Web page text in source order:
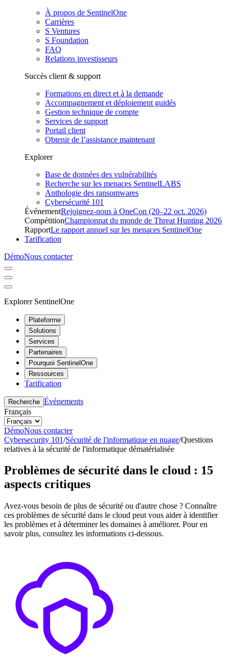
À propos de SentinelOne
Carrières
S Ventures
S Foundation
FAQ
Relations investisseurs
Succès client & support
Formations en direct et à la demande
Accompagnement et déploiement guidés
Gestion technique de compte
Services de support
Portail client
Obtenir de l’assistance maintenant
Explorer
Base de données des vulnérabilités
Recherche sur les menaces SentinelLABS
Anthologie des ransomwares
Cybersécurité 101
ÉvénementRejoignez-nous à OneCon (20–22 oct. 2026)
CompétitionChampionnat du monde de Threat Hunting 2026
RapportLe rapport annuel sur les menaces SentinelOne
Tarification
DémoNous contacter
Explorer SentinelOne
Plateforme
Solutions
Services
Partenaires
Pourquoi SentinelOne
Ressources
Tarification
Recherche Événements
Français
DémoNous contacter
Cybersecurity 101/Sécurité de l'informatique en nuage/Questions
relatives à la sécurité de l'informatique dématérialisée
Problèmes de sécurité dans le cloud : 15
aspects critiques
Avez-vous besoin de plus de sécurité ou d'autre chose ? Connaître
ces problèmes de sécurité dans le cloud peut vous aider à identifier
les problèmes et à déterminer les domaines à améliorer. Pour en
savoir plus, consultez les informations ci-dessous.